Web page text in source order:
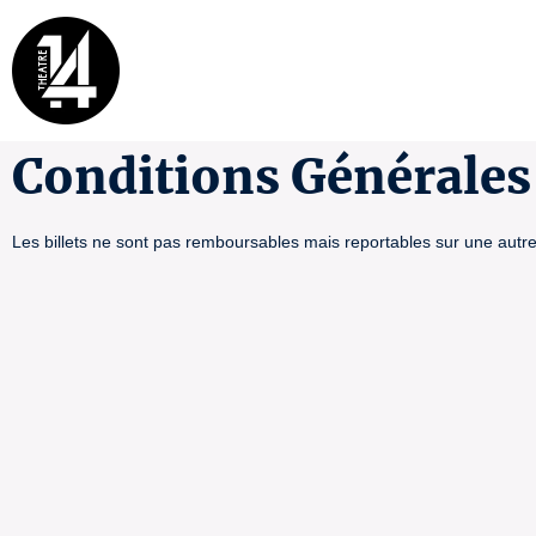
Conditions
Les billets ne sont pas remboursables mais reportables sur une